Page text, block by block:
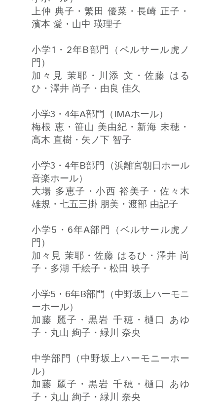
上仲 典子・繁田 優菜・長崎 正子・
濱本 愛・山中 瑛理子
小学1・2年B部門（ベルサール虎ノ
門）
加々見 茉耶・川添 文・佐藤 はる
ひ・澤井 尚子・由良 佳久
小学3・4年A部門（IMAホール）
梅根 恵・笹山 美由紀・新海 未穂・
高木 直樹・矢ノ下 智子
小学3・4年B部門（浜離宮朝日ホール
音楽ホール）
大場 多恵子・小西 裕美子・佐々木
雄規・七五三掛 朋美・渡部 由記子
小学5・6年A部門（ベルサール虎ノ
門）
加々見 茉耶・佐藤 はるひ・澤井 尚
子・多湖 千絵子・松田 映子
小学5・6年B部門（中野坂上ハーモニ
ーホール）
加藤 麗子・黒岩 千穂・樋口 あゆ
子・丸山 絢子・緑川 奈央
中学部門（中野坂上ハーモニーホー
ル）
加藤 麗子・黒岩 千穂・樋口 あゆ
子・丸山 絢子・緑川 奈央